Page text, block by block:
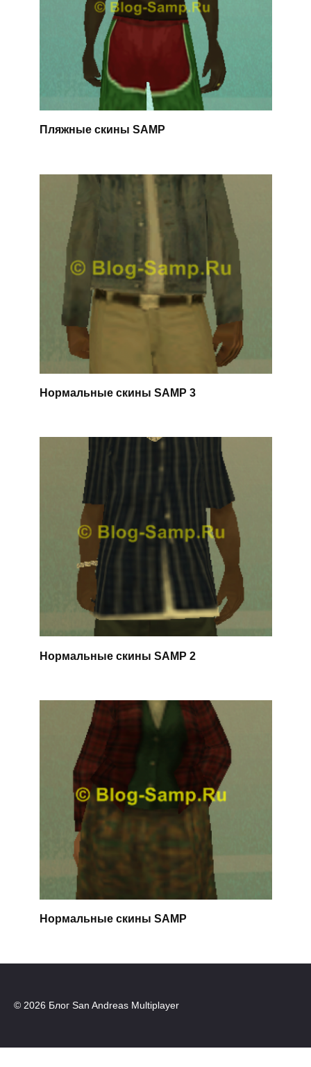
Пляжные скины SAMP
Нормальные скины SAMP 3
Нормальные скины SAMP 2
Нормальные скины SAMP
© 2026 Блог San Andreas Multiplayer